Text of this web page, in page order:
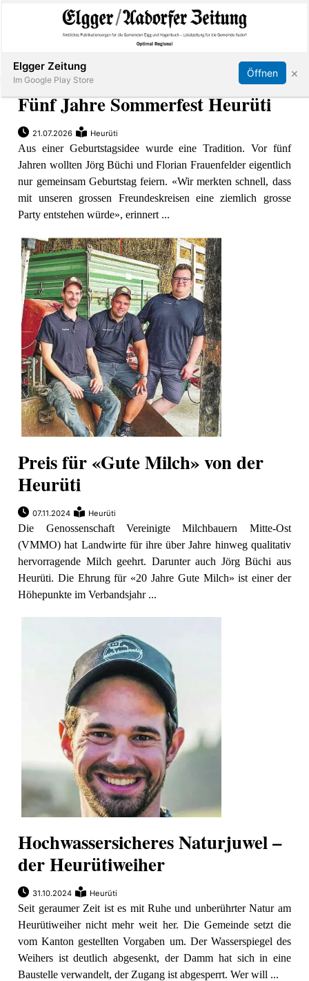
Elgg
Hagenbuch
E-
Paper
App
Abonnieren Online Anmelden Anmelden
Fünf Jahre Sommerfest Heurüti
21.07.2026 Heurüti
Aus einer Geburtstagsidee wurde eine Tradition. Vor fünf
Jahren wollten Jörg Büchi und Florian Frauenfelder eigentlich
nur gemeinsam Geburtstag feiern. «Wir merkten schnell, dass
mit unseren grossen Freundeskreisen eine ziemlich grosse
Party entstehen würde», erinnert ...
Preis für «Gute Milch» von der
Heurüti
07.11.2024 Heurüti
Die Genossenschaft Vereinigte Milchbauern Mitte-Ost
(VMMO) hat Landwirte für ihre über Jahre hinweg qualitativ
hervorragende Milch geehrt. Darunter auch Jörg Büchi aus
Heurüti. Die Ehrung für «20 Jahre Gute Milch» ist einer der
Höhepunkte im Verbandsjahr ...
Hochwassersicheres Naturjuwel –
der Heurütiweiher
31.10.2024 Heurüti
Seit geraumer Zeit ist es mit Ruhe und unberührter Natur am
Heurütiweiher nicht mehr weit her. Die Gemeinde setzt die
vom Kanton gestellten Vorgaben um. Der Wasserspiegel des
Weihers ist deutlich abgesenkt, der Damm hat sich in eine
Baustelle verwandelt, der Zugang ist abgesperrt. Wer will ...
Elgger Zeitung
Im Google Play Store
Öffnen ×